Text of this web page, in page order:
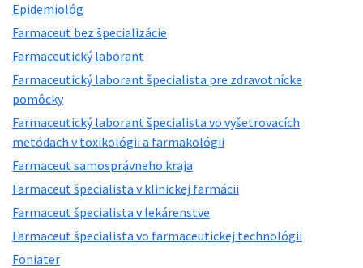
Epidemiológ
Farmaceut bez špecializácie
Farmaceutický laborant
Farmaceutický laborant špecialista pre zdravotnícke
pomôcky
Farmaceutický laborant špecialista vo vyšetrovacích
metódach v toxikológii a farmakológii
Farmaceut samosprávneho kraja
Farmaceut špecialista v klinickej farmácii
Farmaceut špecialista v lekárenstve
Farmaceut špecialista vo farmaceutickej technológii
Foniater